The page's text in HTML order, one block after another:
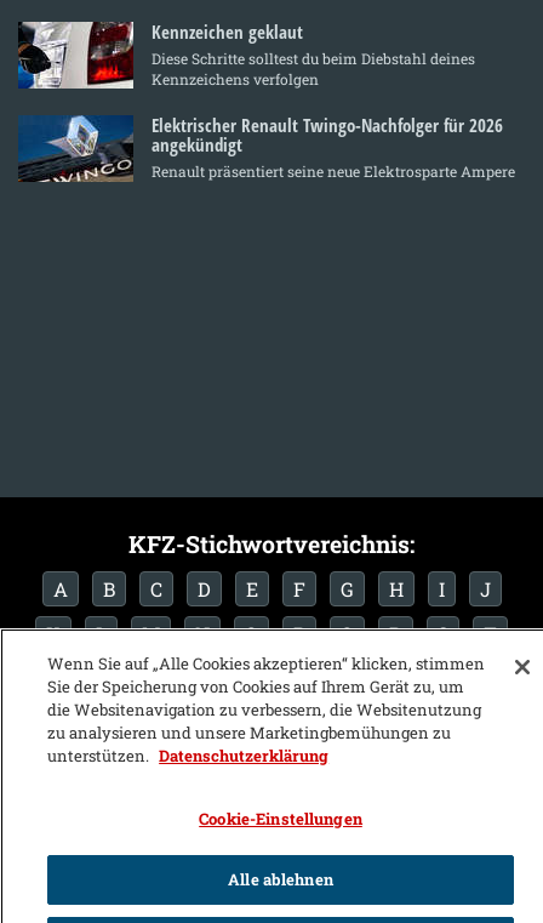
Kennzeichen geklaut
Diese Schritte solltest du beim Diebstahl deines
Kennzeichens verfolgen
Elektrischer Renault Twingo-Nachfolger für 2026
angekündigt
Renault präsentiert seine neue Elektrosparte Ampere
KFZ-Stichwortvereichnis:
A B C D E F G H I
J
K
L M N O P Q R S
T
U
V W X Y Z
Wenn Sie auf „Alle Cookies akzeptieren“ klicken, stimmen
Sie der Speicherung von Cookies auf Ihrem Gerät zu, um
die Websitenavigation zu verbessern, die Websitenutzung
zu analysieren und unsere Marketingbemühungen zu
unterstützen. Datenschutzerklärung
Cookie-Einstellungen
Alle ablehnen